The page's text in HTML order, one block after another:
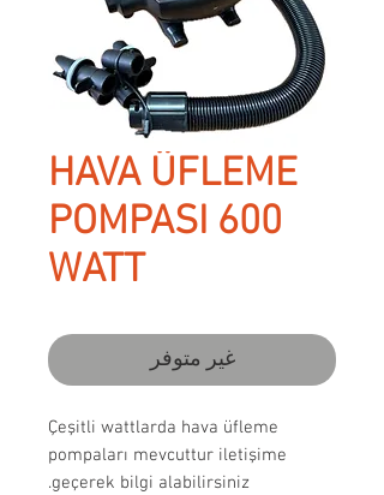
HAVA ÜFLEME
POMPASI 600
WATT
غير متوفر
Çeşitli wattlarda hava üfleme
pompaları mevcuttur iletişime
geçerek bilgi alabilirsiniz.